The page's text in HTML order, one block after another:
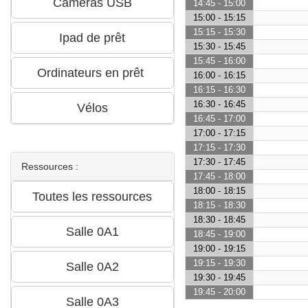
Ressources :
14:45 - 15:00
15:00 - 15:15
15:15 - 15:30
15:30 - 15:45
15:45 - 16:00
16:00 - 16:15
16:15 - 16:30
16:30 - 16:45
16:45 - 17:00
17:00 - 17:15
17:15 - 17:30
17:30 - 17:45
17:45 - 18:00
18:00 - 18:15
18:15 - 18:30
18:30 - 18:45
18:45 - 19:00
19:00 - 19:15
19:15 - 19:30
19:30 - 19:45
19:45 - 20:00